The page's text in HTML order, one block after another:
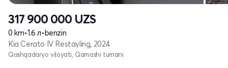
317 900 000 UZS
0 km•1.6 л•benzin
Kia Cerato IV Restayling, 2024
Qashqadaryo viloyati, Qamashi tumani